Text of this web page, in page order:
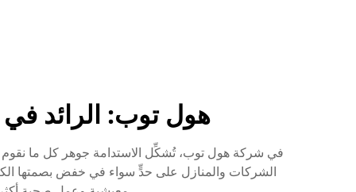
هول توب: الرائد في
الشركات والمنازل على حدٍّ سواء في خفض بصمتها